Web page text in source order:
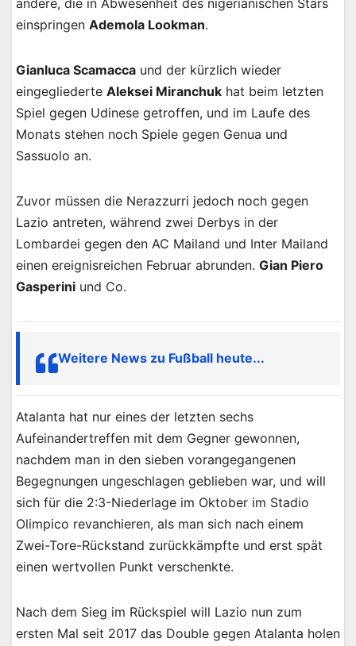
einspringen Ademola Lookman.
Gianluca Scamacca und der kürzlich wieder
eingegliederte Aleksei Miranchuk hat beim letzten
Spiel gegen Udinese getroffen, und im Laufe des
Monats stehen noch Spiele gegen Genua und
Sassuolo an.
Zuvor müssen die Nerazzurri jedoch noch gegen
Lazio antreten, während zwei Derbys in der
Lombardei gegen den AC Mailand und Inter Mailand
einen ereignisreichen Februar abrunden. Gian Piero
Gasperini und Co.
Weitere News zu Fußball heute...
Atalanta hat nur eines der letzten sechs
Aufeinandertreffen mit dem Gegner gewonnen,
nachdem man in den sieben vorangegangenen
Begegnungen ungeschlagen geblieben war, und will
sich für die 2:3-Niederlage im Oktober im Stadio
Olimpico revanchieren, als man sich nach einem
Zwei-Tore-Rückstand zurückkämpfte und erst spät
einen wertvollen Punkt verschenkte.
Nach dem Sieg im Rückspiel will Lazio nun zum
ersten Mal seit 2017 das Double gegen Atalanta holen